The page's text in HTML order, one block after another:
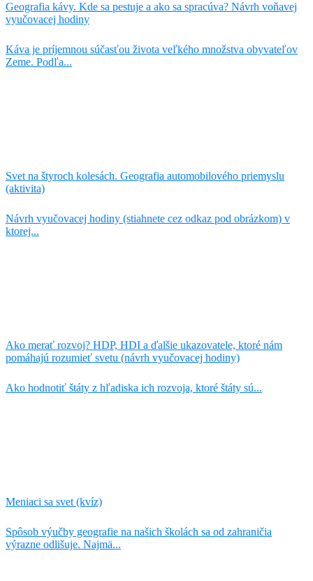
Geografia kávy. Kde sa pestuje a ako sa spracúva? Návrh voňavej
vyučovacej hodiny
Káva je príjemnou súčasťou života veľkého množstva obyvateľov
Zeme. Podľa...
Svet na štyroch kolesách. Geografia automobilového priemyslu
(aktivita)
Návrh vyučovacej hodiny (stiahnete cez odkaz pod obrázkom) v
ktorej...
Ako merať rozvoj? HDP, HDI a ďalšie ukazovatele, ktoré nám
pomáhajú rozumieť svetu (návrh vyučovacej hodiny)
Ako hodnotiť štáty z hľadiska ich rozvoja, ktoré štáty sú...
Meniaci sa svet (kvíz)
Spôsob výučby geografie na našich školách sa od zahraničia
výrazne odlišuje. Najmä...